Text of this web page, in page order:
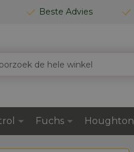
Beste Advies
Fuchs Houghton